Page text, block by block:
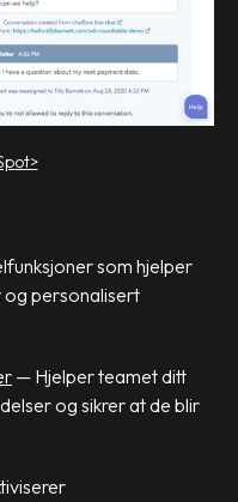
som hjelper
og personalisert
— Hjelper teamet ditt
og sikrer at de blir